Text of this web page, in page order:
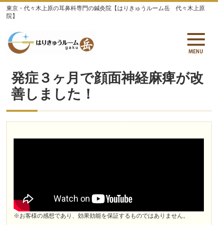
東京・代々木上原の耳鼻科専門の鍼灸院【はりきゅうルーム岳 代々木上原
院】
発症３ヶ月で顔面神経麻痺が改
善しました！
※お客様の感想であり、効果効能を保証するものではありません。